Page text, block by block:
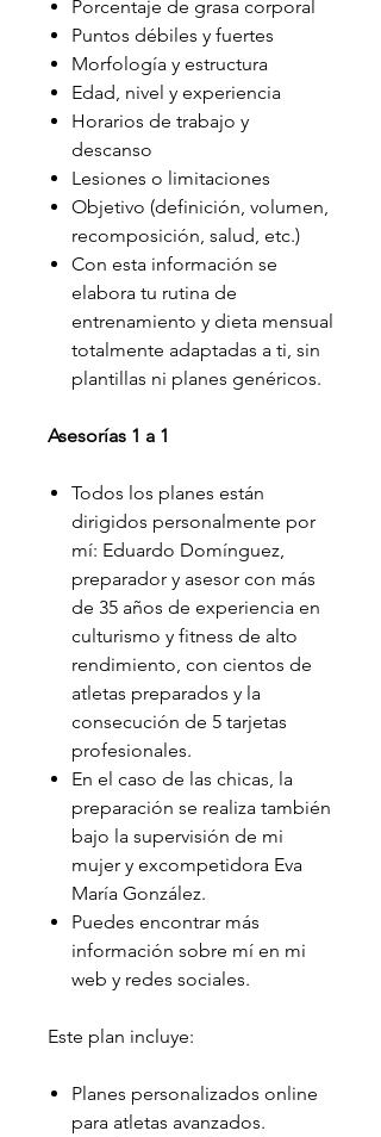
Porcentaje de grasa corporal
Puntos débiles y fuertes
Morfología y estructura
Edad, nivel y experiencia
Horarios de trabajo y
descanso
Lesiones o limitaciones
Objetivo (definición, volumen,
recomposición, salud, etc.)
Con esta información se
elabora tu rutina de
entrenamiento y dieta mensual
totalmente adaptadas a ti, sin
plantillas ni planes genéricos.
Asesorías 1 a 1
Todos los planes están
dirigidos personalmente por
mí: Eduardo Domínguez,
preparador y asesor con más
de 35 años de experiencia en
culturismo y fitness de alto
rendimiento, con cientos de
atletas preparados y la
consecución de 5 tarjetas
profesionales.
En el caso de las chicas, la
preparación se realiza también
bajo la supervisión de mi
mujer y excompetidora Eva
María González.
Puedes encontrar más
información sobre mí en mi
web y redes sociales.
Este plan incluye:
Planes personalizados online
para atletas avanzados.